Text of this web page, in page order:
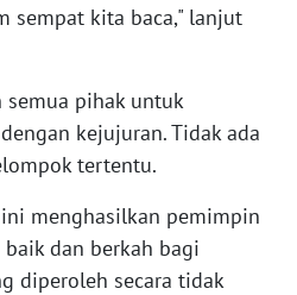
sempat kita baca," lanjut
pihak untuk
kejujuran. Tidak ada
tertentu.
menghasilkan pemimpin
dan berkah bagi
diperoleh secara tidak